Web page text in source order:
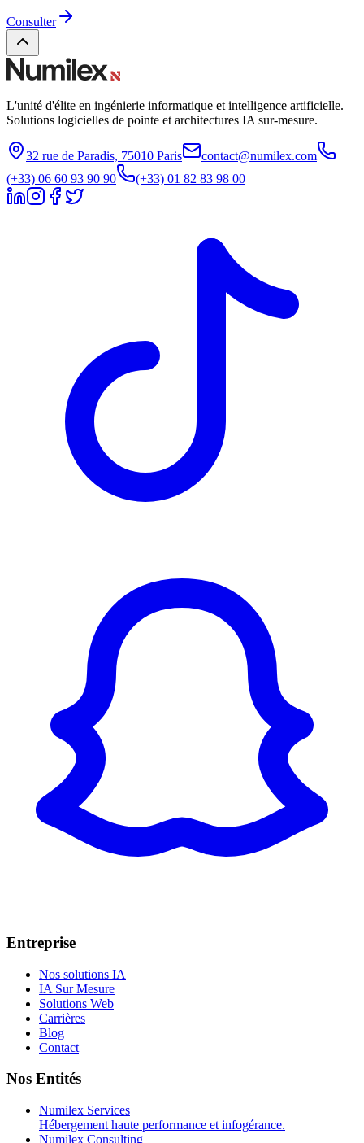
Consulter
L'unité d'élite en ingénierie informatique et intelligence artificielle.
Solutions logicielles de pointe et architectures IA sur-mesure.
32 rue de Paradis, 75010 Paris
contact@numilex.com
(+33) 06 60 93 90 90
(+33) 01 82 83 98 00
Entreprise
Nos solutions IA
IA Sur Mesure
Solutions Web
Carrières
Blog
Contact
Nos Entités
Numilex Services
Hébergement haute performance et infogérance.
Numilex Consulting